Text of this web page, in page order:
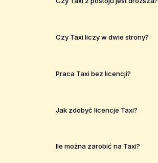
Czy Taxi liczy w dwie strony?
Praca Taxi bez licencji?
Jak zdobyć licencje Taxi?
Ile można zarobić na Taxi?